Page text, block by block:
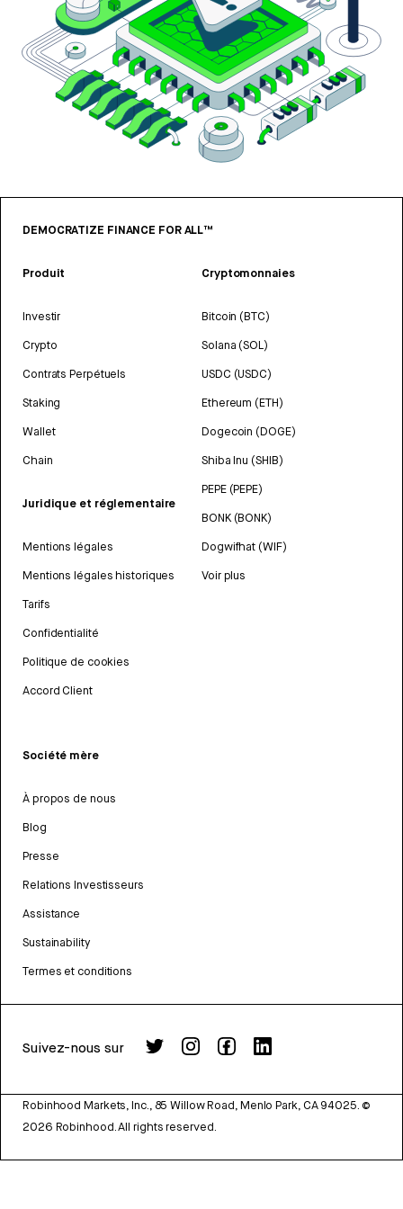
DEMOCRATIZE FINANCE FOR ALL™
Produit
Investir
Crypto
Contrats Perpétuels
Staking
Wallet
Chain
Juridique et réglementaire
Mentions légales
Mentions légales historiques
Tarifs
Confidentialité
Politique de cookies
Accord Client
Cryptomonnaies
Bitcoin (BTC)
Solana (SOL)
USDC (USDC)
Ethereum (ETH)
Dogecoin (DOGE)
Shiba Inu (SHIB)
PEPE (PEPE)
BONK (BONK)
Dogwifhat (WIF)
Voir plus
Société mère
À propos de nous
Blog
Presse
Relations Investisseurs
Assistance
Sustainability
Termes et conditions
Suivez-nous sur
Robinhood Markets, Inc., 85 Willow Road, Menlo Park, CA 94025. ©
2026 Robinhood. All rights reserved.